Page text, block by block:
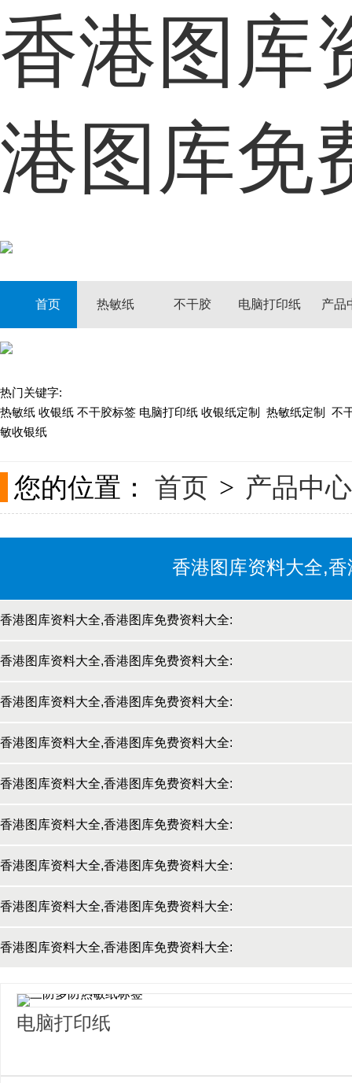
香港图库
港图库免
首页
电脑打印纸
客户案例
关于现速
联系我们
首页 热敏纸 不干胶 电脑打印纸 产品
热门关键字:
热敏纸 收银纸 不干胶标签 电脑打印纸 收银纸定制 热敏纸定制 不
敏收银纸
您的位置： 首页 > 产品中心
香港图库资料大全,
香港图库资料大全,香港图库免费资料大全:
热敏纸
香港图库资料大全,香港图库免费资料大全:
不干胶标签
香港图库资料大全,香港图库免费资料大全:
门票
香港图库资料大全,香港图库免费资料大全:
电影票
香港图库资料大全,香港图库免费资料大全:
电脑打印纸
香港图库资料大全,香港图库免费资料大全:
心电图纸
香港图库资料大全,香港图库免费资料大全:
便利贴
香港图库资料大全,香港图库免费资料大全:
绘画纸
香港图库资料大全,香港图库免费资料大全:
电脑打印纸